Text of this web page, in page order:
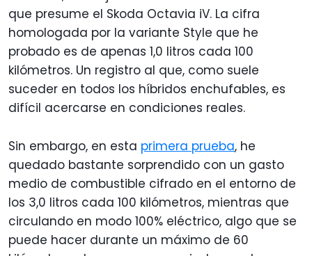
que presume el Skoda Octavia iV. La cifra
homologada por la variante Style que he
probado es de apenas 1,0 litros cada 100
kilómetros. Un registro al que, como suele
suceder en todos los híbridos enchufables, es
difícil acercarse en condiciones reales.
Sin embargo, en esta primera prueba, he
quedado bastante sorprendido con un gasto
medio de combustible cifrado en el entorno de
los 3,0 litros cada 100 kilómetros, mientras que
circulando en modo 100% eléctrico, algo que se
puede hacer durante un máximo de 60